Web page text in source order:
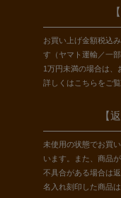
お買い上げ金額税込
す（ヤマト運輸／一部
1万円未満の場合は、
詳しくは こちらをご
【
未使用の状態でお買
います。また、商品
不具合がある場合は
名入れ刻印した商品